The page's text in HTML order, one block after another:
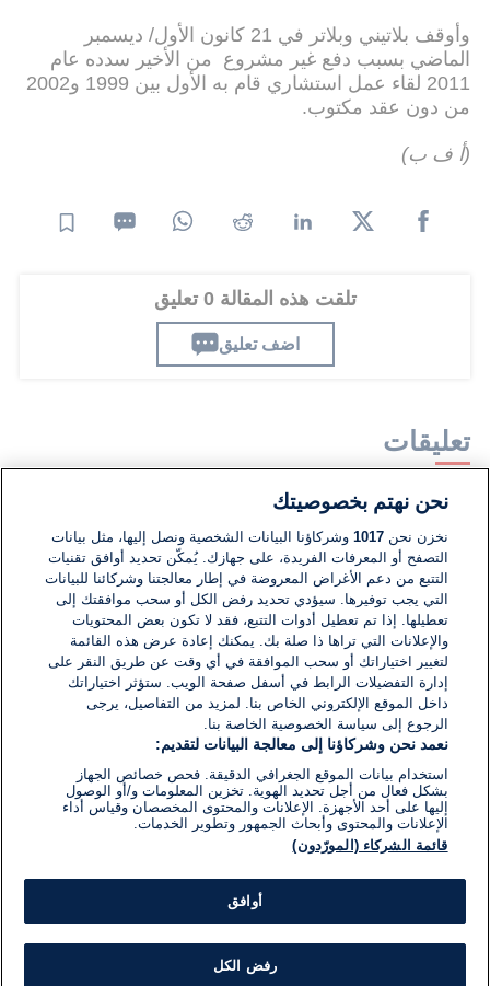
وأوقف بلاتيني وبلاتر في 21 كانون الأول/ ديسمبر
الماضي بسبب دفع غير مشروع من الأخير سدده عام
2011 لقاء عمل استشاري قام به الأول بين 1999 و2002
من دون عقد مكتوب.
(أ ف ب)
تلقت هذه المقالة 0 تعليق
اضف تعليق
تعليقات
لا توجد تعليقات مكتوبة حتى الآن. كن الأول!
اكتب تعليقًا جديدًا ...
نحن نهتم بخصوصيتك
نخزن نحن1017 وشركاؤنا البيانات الشخصية ونصل إليها، مثل بيانات
التصفح أو المعرفات الفريدة، على جهازك. يُمكّن تحديد أوافق تقنيات
التتبع من دعم الأغراض المعروضة في إطار معالجتنا وشركائنا للبيانات
التي يجب توفيرها. سيؤدي تحديد رفض الكل أو سحب موافقتك إلى
تعطيلها. إذا تم تعطيل أدوات التتبع، فقد لا تكون بعض المحتويات
والإعلانات التي تراها ذا صلة بك. يمكنك إعادة عرض هذه القائمة
لتغيير اختياراتك أو سحب الموافقة في أي وقت عن طريق النقر على
إدارة التفضيلات الرابط في أسفل صفحة الويب. ستؤثر اختياراتك
داخل الموقع الإلكتروني الخاص بنا. لمزيد من التفاصيل، يرجى
الرجوع إلى سياسة الخصوصية الخاصة بنا.
نعمد نحن وشركاؤنا إلى معالجة البيانات لتقديم:
استخدام بيانات الموقع الجغرافي الدقيقة. فحص خصائص الجهاز
بشكل فعال من أجل تحديد الهوية. تخزين المعلومات و/أو الوصول
إليها على أحد الأجهزة. الإعلانات والمحتوى المخصصان وقياس أداء
الإعلانات والمحتوى وأبحاث الجمهور وتطوير الخدمات.
قائمة الشركاء (المورّدون)
أوافق
رفض الكل